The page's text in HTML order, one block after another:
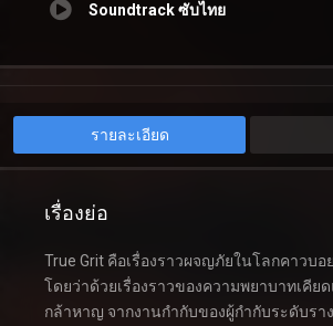
Soundtrack ซับไทย
รายละเอียด
เรื่องย่อ
True Grit คือเรื่องราวผจญภัยในโลกคาวบอ
โดยว่าด้วยเรื่องราวของความพยาบาทเคีย
กล้าหาญ จากงานกำกับของผู้กำกับระดับรา